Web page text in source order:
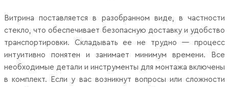
Витрина поставляется в разобранном виде, в частности
стекло, что обеспечивает безопасную доставку и удобство
транспортировки. Складывать ее не трудно — процесс
интуитивно понятен и занимает минимум времени. Все
необходимые детали и инструменты для монтажа включены
в комплект. Если у вас возникнут вопросы или сложности